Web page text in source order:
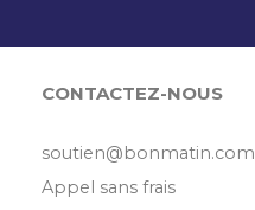
CONTACTEZ-NOUS
soutien@bonmatin.com
Appel sans frais